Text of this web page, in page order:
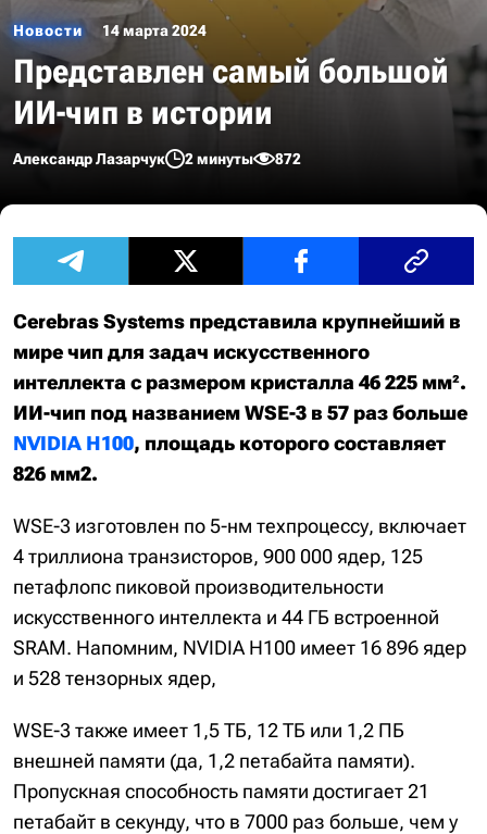
Новости 14 марта 2024
Представлен самый большой
ИИ-чип в истории
Александр Лазарчук 2 минуты 872
Cerebras Systems представила крупнейший в
мире чип для задач искусственного
интеллекта с размером кристалла 46 225 мм².
ИИ-чип под названием WSE-3 в 57 раз больше
NVIDIA H100, площадь которого составляет
826 мм2.
WSE-3 изготовлен по 5-нм техпроцессу, включает
4 триллиона транзисторов, 900 000 ядер, 125
петафлопс пиковой производительности
искусственного интеллекта и 44 ГБ встроенной
SRAM. Напомним, NVIDIA H100 имеет 16 896 ядер
и 528 тензорных ядер,
WSE-3 также имеет 1,5 ТБ, 12 ТБ или 1,2 ПБ
внешней памяти (да, 1,2 петабайта памяти).
Пропускная способность памяти достигает 21
петабайт в секунду, что в 7000 раз больше, чем у